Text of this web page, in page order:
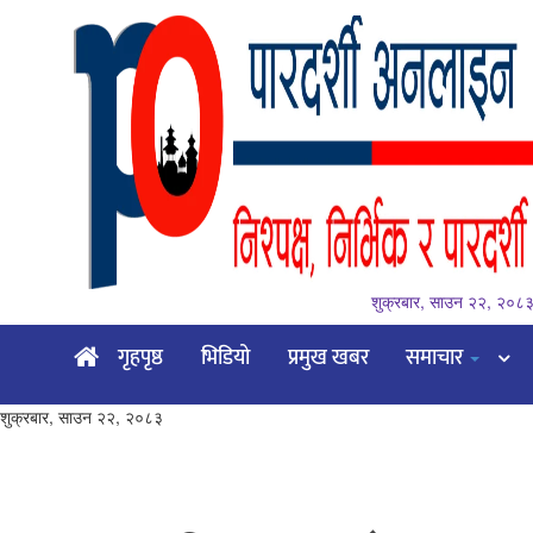
गृहपृष्ठ
प्रमुख
शुक्रबार, साउन २२, २०८३
गृहपृष्ठ भिडियो प्रमुख खबर समाचार
शुक्रबार, साउन २२, २०८३